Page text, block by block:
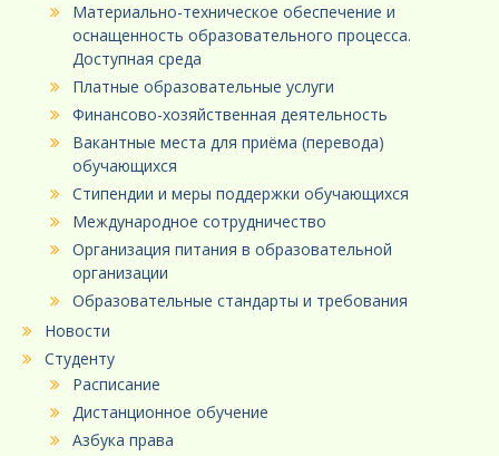
Материально-техническое обеспечение и
оснащенность образовательного процесса.
Доступная среда
Платные образовательные услуги
Финансово-хозяйственная деятельность
Вакантные места для приёма (перевода)
обучающихся
Стипендии и меры поддержки обучающихся
Международное сотрудничество
Организация питания в образовательной
организации
Образовательные стандарты и требования
Новости
Студенту
Расписание
Дистанционное обучение
Азбука права